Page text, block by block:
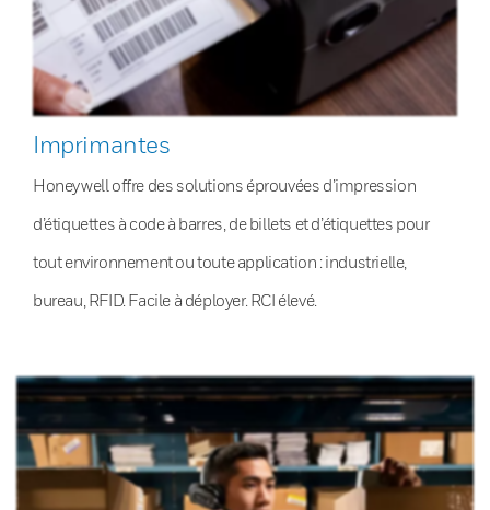
Imprimantes
Honeywell offre des solutions éprouvées d’impression
d’étiquettes à code à barres, de billets et d’étiquettes pour
tout environnement ou toute application : industrielle,
bureau, RFID. Facile à déployer. RCI élevé.